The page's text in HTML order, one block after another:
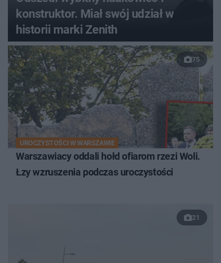
konstruktor. Miał swój udział w
historii marki Zenith
75
UROCZYSTOŚCI W WARSZAWIE
Warszawiacy oddali hołd ofiarom rzezi Woli.
Łzy wzruszenia podczas uroczystości
21